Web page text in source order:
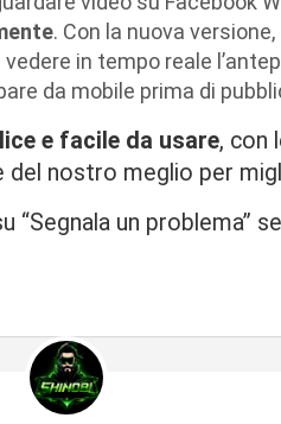
. Con la nuova
in tempo reale
da mobile prima di
e facile da usare, con
nostro meglio per
“Segnala un problema”